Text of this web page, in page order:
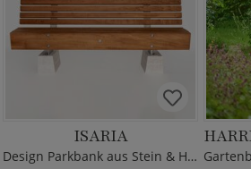
ISARIA
Design Parkbank aus Stein & Holz